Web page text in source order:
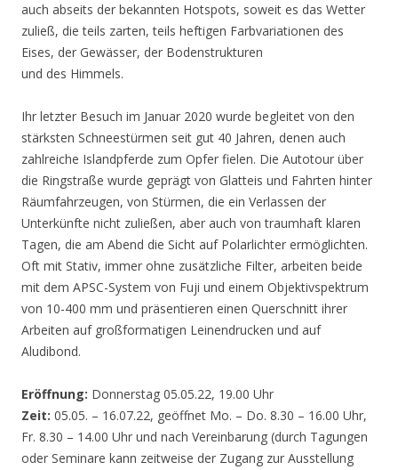
auch abseits der bekannten Hotspots, soweit es das Wetter
zuließ, die teils zarten, teils heftigen Farbvariationen des
Eises, der Gewässer, der Bodenstrukturen
und des Himmels.
Ihr letzter Besuch im Januar 2020 wurde begleitet von den
stärksten Schneestürmen seit gut 40 Jahren, denen auch
zahlreiche Islandpferde zum Opfer fielen. Die Autotour über
die Ringstraße wurde geprägt von Glatteis und Fahrten hinter
Räumfahrzeugen, von Stürmen, die ein Verlassen der
Unterkünfte nicht zuließen, aber auch von traumhaft klaren
Tagen, die am Abend die Sicht auf Polarlichter ermöglichten.
Oft mit Stativ, immer ohne zusätzliche Filter, arbeiten beide
mit dem APSC-System von Fuji und einem Objektivspektrum
von 10-400 mm und präsentieren einen Querschnitt ihrer
Arbeiten auf großformatigen Leinendrucken und auf
Aludibond.
Eröffnung: Donnerstag 05.05.22, 19.00 Uhr
Zeit: 05.05. – 16.07.22, geöffnet Mo. – Do. 8.30 – 16.00 Uhr,
Fr. 8.30 – 14.00 Uhr und nach Vereinbarung (durch Tagungen
oder Seminare kann zeitweise der Zugang zur Ausstellung